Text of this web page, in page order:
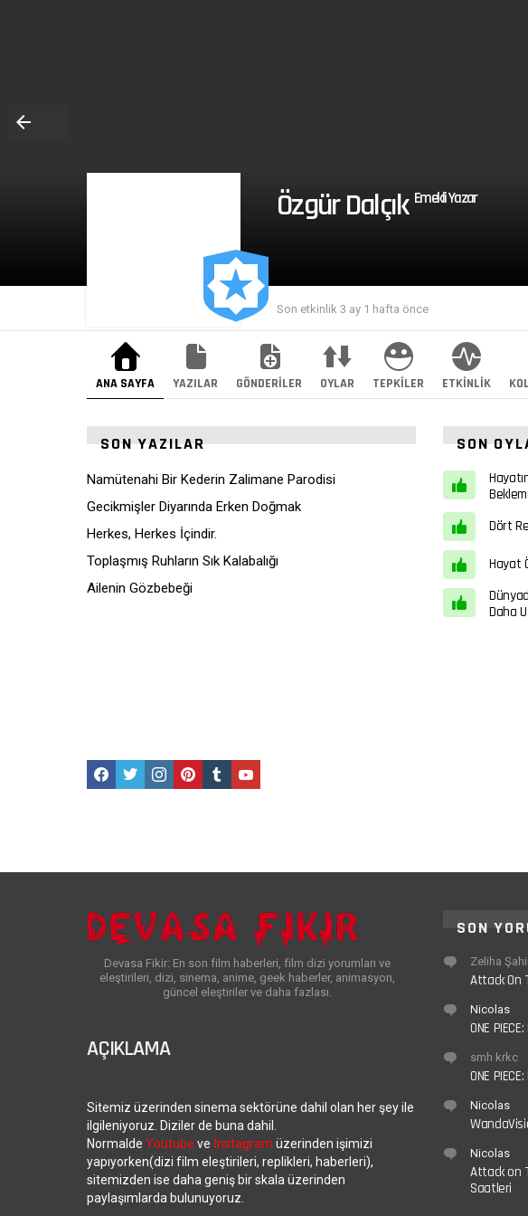
Özgür Dalçık Emekli Yazar
Son etkinlik 3 ay 1 hafta önce
ANA SAYFA YAZILAR GÖNDERILER OYLAR TEPKILER ETKINLIK
SON YAZILAR
Namütenahi Bir Kederin Zalimane Parodisi
Gecikmişler Diyarında Erken Doğmak
Herkes, Herkes İçindir.
Toplaşmış Ruhların Sık Kalabalığı
Ailenin Gözbebeği
SON
Dört
Hayat
Daha
Facebook
TwitterInstagramPinterestTumblrYoutube
Devasa Fikir: En son film haberleri, film dizi yorumları ve
eleştirileri, dizi, sinema, anime, geek haberler, animasyon,
güncel eleştiriler ve daha fazlası.
AÇIKLAMA
Sitemiz üzerinden sinema sektörüne dahil olan her şey ile
ilgileniyoruz. Diziler de buna dahil.
Normalde Youtube ve İnstagram üzerinden işimizi
yapıyorken(dizi film eleştirileri, replikleri, haberleri),
sitemizden ise daha geniş bir skala üzerinden
paylaşımlarda bulunuyoruz.
SON
Zeliha
Attack On
Nicolas
ONE
smh krkc
ONE
Nicolas
Nicolas
Attack on
Saatleri